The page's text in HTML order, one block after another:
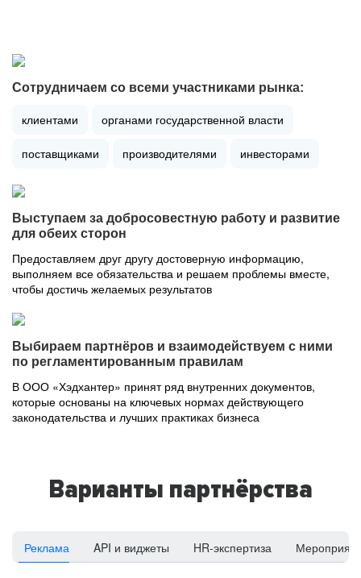
Сотрудничаем со всеми участниками рынка:
клиентами органами государственной власти
поставщиками производителями инвесторами
Выступаем за добросовестную работу и развитие
для обеих сторон
Предоставляем друг другу достоверную информацию,
выполняем все обязательства и решаем проблемы вместе,
чтобы достичь желаемых результатов
Выбираем партнёров и взаимодействуем с ними
по регламентированным правилам
В ООО «Хэдхантер» принят ряд внутренних документов,
которые основаны на ключевых нормах действующего
законодательства и лучших практиках бизнеса
Варианты партнёрства
Реклама API и виджеты HR-экспертиза